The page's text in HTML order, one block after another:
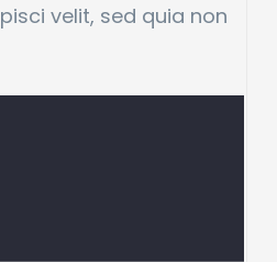
velit, sed quia non